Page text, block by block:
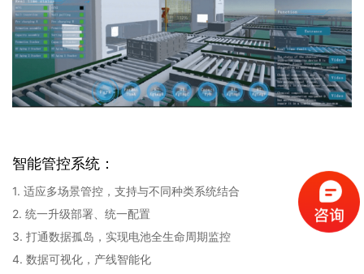
智能管控系统：
1. 适应多场景管控，支持与不同种类系统结合
2. 统一升级部署、统一配置
3. 打通数据孤岛，实现电池全生命周期监控
4. 数据可视化，产线智能化